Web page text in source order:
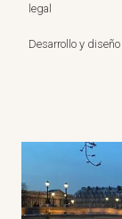
legal
Desarrollo y diseño